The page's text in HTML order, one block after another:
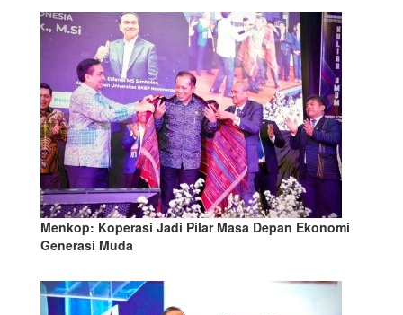
Menkop: Koperasi Jadi Pilar Masa Depan Ekonomi
Generasi Muda